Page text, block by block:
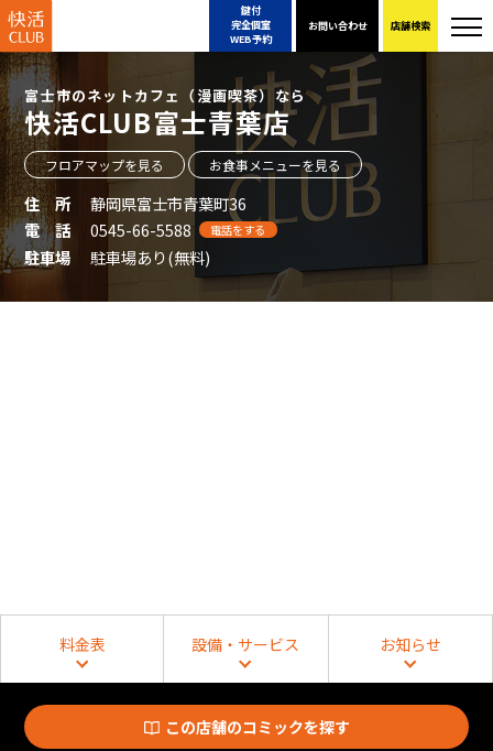
鍵付
完全個室
WEB予約
お問い合わせ 店舗検索
富士市のネットカフェ（漫画喫茶）なら
快活CLUB富士青葉店
フロアマップを見る お食事メニューを見る
住 所
静岡県富士市青葉町36
電 話
0545-66-5588 電話をする
駐車場 駐車場あり(無料)
料金表 設備・サービス お知らせ
この店舗のコミックを探す